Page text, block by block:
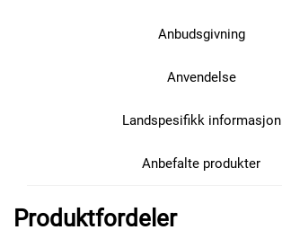
Anbudsgivning
Anvendelse
Landspesifikk informasjon
Anbefalte produkter
Produktfordeler